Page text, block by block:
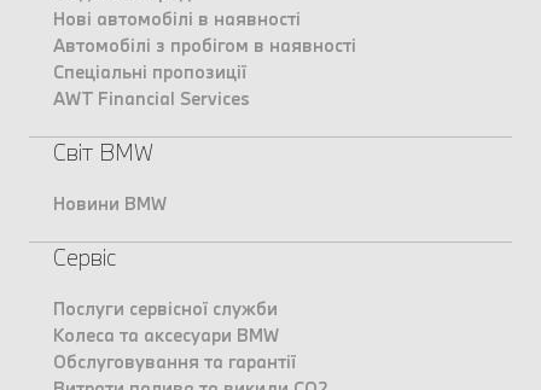
Нові автомобілі в наявності
Автомобілі з пробігом в наявності
Спеціальні пропозиції
AWT Financial Services
Світ BMW
Новини BMW
Сервіс
Послуги сервісної служби
Колеса та аксесуари BMW
Обслуговування та гарантії